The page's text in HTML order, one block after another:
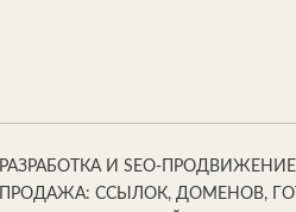
РАЗРАБОТКА И SEO-
ПРОДАЖА: ССЫЛОК, ДОМЕНОВ,